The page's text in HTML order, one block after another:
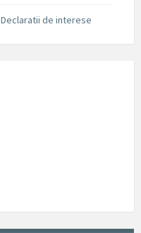
Declaratii de interese